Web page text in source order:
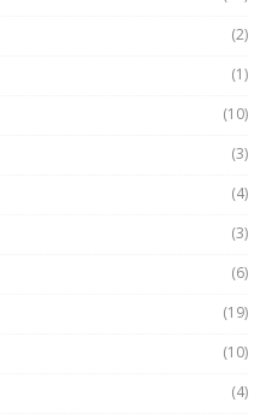
(2)
(1)
(10)
(3)
(4)
(3)
(6)
(19)
(10)
(4)